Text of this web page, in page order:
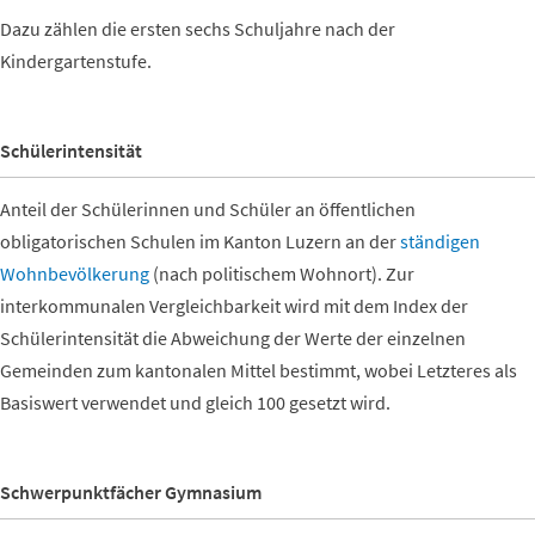
Dazu zählen die ersten sechs Schuljahre nach der
Kindergartenstufe.
Schülerintensität
Anteil der Schülerinnen und Schüler an öffentlichen
obligatorischen Schulen im Kanton Luzern an derständigen
Wohnbevölkerung (nach politischem Wohnort). Zur
interkommunalen Vergleichbarkeit wird mit dem Index der
Schülerintensität die Abweichung der Werte der einzelnen
Gemeinden zum kantonalen Mittel bestimmt, wobei Letzteres als
Basiswert verwendet und gleich 100 gesetzt wird.
Schwerpunktfächer Gymnasium